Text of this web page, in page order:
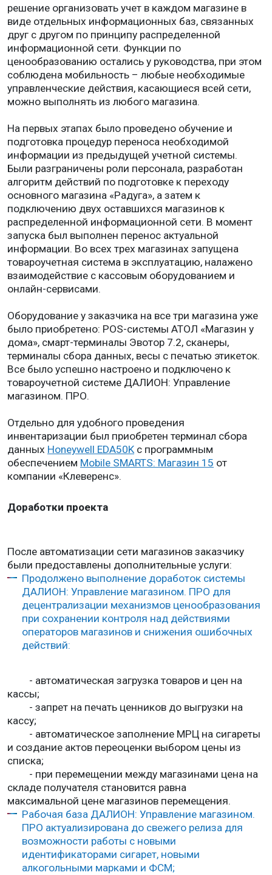
решение организовать учет в каждом магазине в
виде отдельных информационных баз, связанных
друг с другом по принципу распределенной
информационной сети. Функции по
ценообразованию остались у руководства, при этом
соблюдена мобильность – любые необходимые
управленческие действия, касающиеся всей сети,
можно выполнять из любого магазина.
На первых этапах было проведено обучение и
подготовка процедур переноса необходимой
информации из предыдущей учетной системы.
Были разграничены роли персонала, разработан
алгоритм действий по подготовке к переходу
основного магазина «Радуга», а затем к
подключению двух оставшихся магазинов к
распределенной информационной сети. В момент
запуска был выполнен перенос актуальной
информации. Во всех трех магазинах запущена
товароучетная система в эксплуатацию, налажено
взаимодействие с кассовым оборудованием и
онлайн-сервисами.
Оборудование у заказчика на все три магазина уже
было приобретено: POS-системы АТОЛ «Магазин у
дома», смарт-терминалы Эвотор 7.2, сканеры,
терминалы сбора данных, весы с печатью этикеток.
Все было успешно настроено и подключено к
товароучетной системе ДАЛИОН: Управление
магазином. ПРО.
Отдельно для удобного проведения
инвентаризации был приобретен терминал сбора
данных Honeywell EDA50K с программным
обеспечением Mobile SMARTS: Магазин 15 от
компании «Клеверенс».
Доработки проекта
После автоматизации сети магазинов заказчику
были предоставлены дополнительные услуги:
Продолжено выполнение доработок системы
ДАЛИОН: Управление магазином. ПРО для
децентрализации механизмов ценообразования
при сохранении контроля над действиями
операторов магазинов и снижения ошибочных
действий:
- автоматическая загрузка товаров и цен на
кассы;
- запрет на печать ценников до выгрузки на
кассу;
- автоматическое заполнение МРЦ на сигареты
и создание актов переоценки выбором цены из
списка;
- при перемещении между магазинами цена на
складе получателя становится равна
максимальной цене магазинов перемещения.
Рабочая база ДАЛИОН: Управление магазином.
ПРО актуализирована до свежего релиза для
возможности работы с новыми
идентификаторами сигарет, новыми
алкогольными марками и ФСМ;